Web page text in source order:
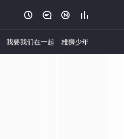
   
我要我们在一起 雄狮少年